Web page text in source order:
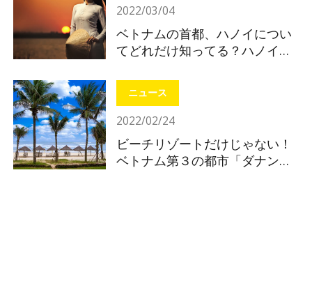
2022/03/04
ベトナムの首都、ハノイについ
てどれだけ知ってる？ハノイの
ニュース
2022/02/24
ビーチリゾートだけじゃない！
ベトナム第３の都市「ダナン」